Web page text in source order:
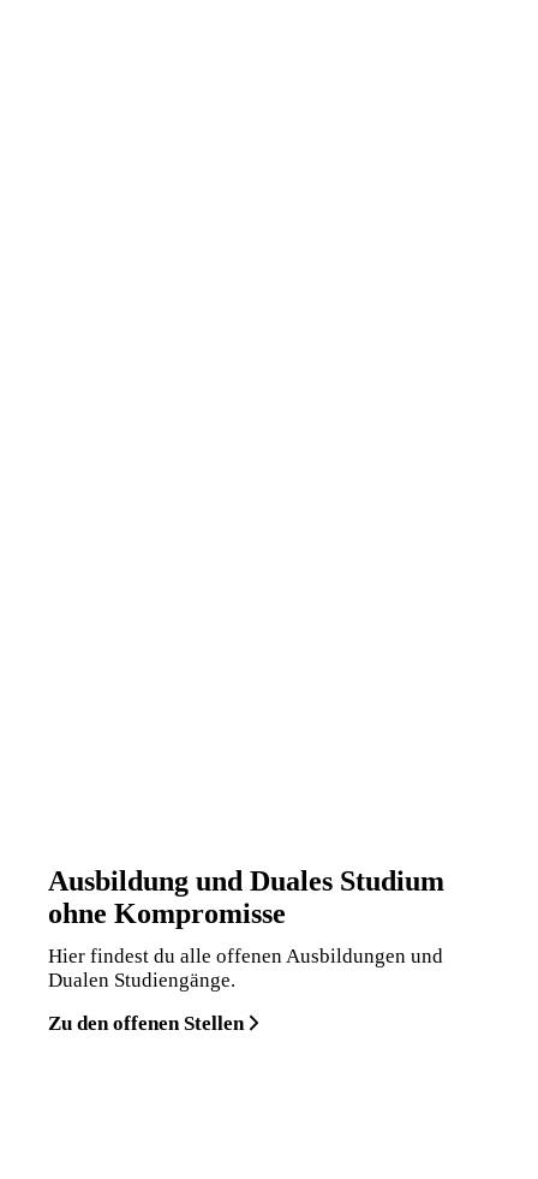
Ausbildung und Duales Studium
ohne Kompromisse
Hier findest du alle offenen Ausbildungen und
Dualen Studiengänge.
Zu den offenen Stellen